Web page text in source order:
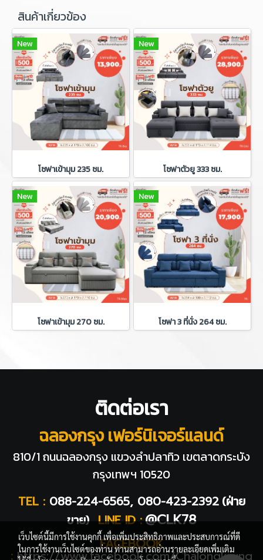
สินค้าเกี่ยวข้อง
New
โซฟาเข้ามุม 235 ซม.
New
โซฟาตัวยู 333 ซม.
New
โซฟาเข้ามุม 270 ซม.
New
โซฟา 3 ที่นั่ง 264 ซม.
ติดต่อเรา
ฉลองกรุง เฟอร์นิเจอร์แลนด์
810/1 ถนนฉลองกรุง แขวงลำปลาทิว เขตลาดกระบัง
กรุงเทพฯ 10520
TEL : 088-224-6565, 080-423-2392 (ฝ่าย
ขาย) LINE ID : @CLK78
FACEBOOK
: https://www.facebook.com/Chalongkrung
เว็บไซต์นี้มีการใช้งานคุกกี้ เพื่อเพิ่มประสิทธิภาพและประสบการณ์ที่ดี
ในการใช้งานเว็บไซต์ของท่าน ท่านสามารถอ่านรายละเอียดเพิ่มเติม